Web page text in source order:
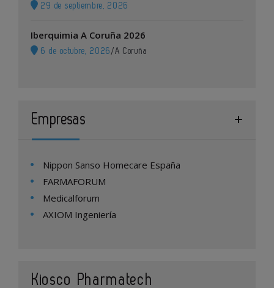
29 de septiembre, 2026
Iberquimia A Coruña 2026
6 de octubre, 2026 /A Coruña
Empresas
Nippon Sanso Homecare España
FARMAFORUM
Medicalforum
AXIOM Ingeniería
Kiosco Pharmatech